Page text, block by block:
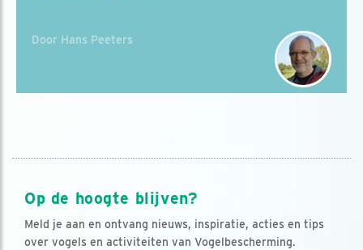
Door Hans Peeters
Op de hoogte blijven?
Meld je aan en ontvang nieuws, inspiratie, acties en tips
over vogels en activiteiten van Vogelbescherming.